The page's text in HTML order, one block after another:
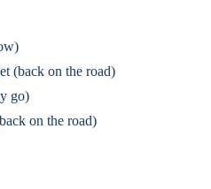
(back on the road)
go)
on the road)